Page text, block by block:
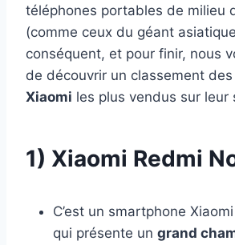
téléphones portables de milieu
(comme ceux du géant
conséquent, et pour finir, nous
de découvrir un classement des
Xiaomi les plus vendus sur leur
1) Xiaomi Redmi
C’est un smartphone
qui présente un grand